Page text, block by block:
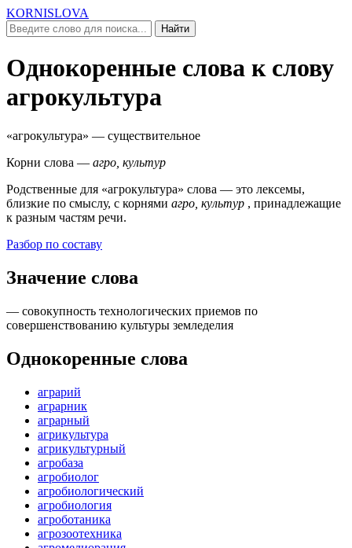
KORNISLOVA
Найти
Однокоренные слова к слову
агрокультура
«агрокультура» — существительное
Корни слова — агро, культур
Родственные для «агрокультура» слова — это лексемы,
близкие по смыслу, c корнями агро, культур , принадлежащие
к разным частям речи.
Разбор по составу
Значение слова
— совокупность технологических приемов по
совершенствованию культуры земледелия
Однокоренные слова
аграрий
аграрник
аграрный
агрикультура
агрикультурный
агробаза
агробиолог
агробиологический
агробиология
агроботаника
агрозоотехника